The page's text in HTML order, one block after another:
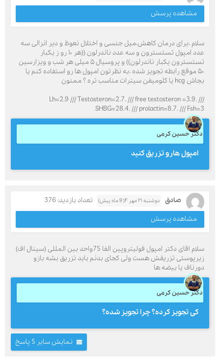
مشاهده پرسش
سلام ،برای درمان کاهش،میل جنسی و اختلال نعوظ و دیر انزالی سه
عدد امپول تستسترون و سه عدد ناندرلون ((هر ۱۰ رو ز یکبار
تستسترون یکبار ناندرلون)) و پروسیال ۵ میلی هر شب و ویزارسین
۵۰ موقع رابطه تجویز شده ،به نظرتون امپول ها رو استفاده کنم یا
بجاش hcg یا کلومیفن سیترات مناسب تره ؟ ممنون
Lh=2.9 /// Testosteron=2.7. /// free testosteron =3.9. ///
SHBG=28.4. /// prolactin=8.7. /// Fsh=3
دکتر حسین کرمی
امپول هارو تزریق کنید
صادق دوشنبه ۲۱ مهر ۴( 9 ماه پیش)
تعداد بازدید: 376
مشاهده پرسش
سلام اقای دکتر امپول فولیتروپین الفا 75واحد بین المللی (سینال اف)
زیرپوستی تزریقش هست ولی کجای بدنم باید تزریق بشه بازو
دورناف یا بیضه ها
دکتر حسین کرمی
کی تجویز کرده؟ چرا تجویز شده؟
نمایش سایر 5 پاسخ